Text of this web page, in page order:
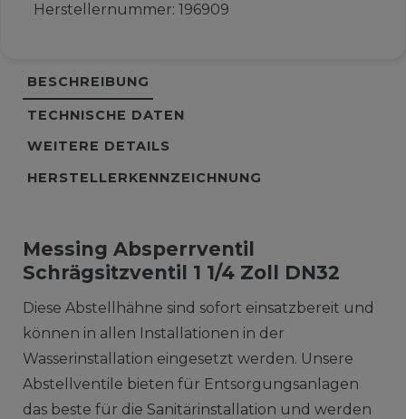
Herstellernummer: 196909
BESCHREIBUNG
TECHNISCHE DATEN
WEITERE DETAILS
HERSTELLERKENNZEICHNUNG
Messing Absperrventil
Schrägsitzventil 1 1/4 Zoll DN32
Diese Abstellhähne sind sofort einsatzbereit und
können in allen Installationen in der
Wasserinstallation eingesetzt werden. Unsere
Abstellventile bieten für Entsorgungsanlagen
das beste für die Sanitärinstallation und werden